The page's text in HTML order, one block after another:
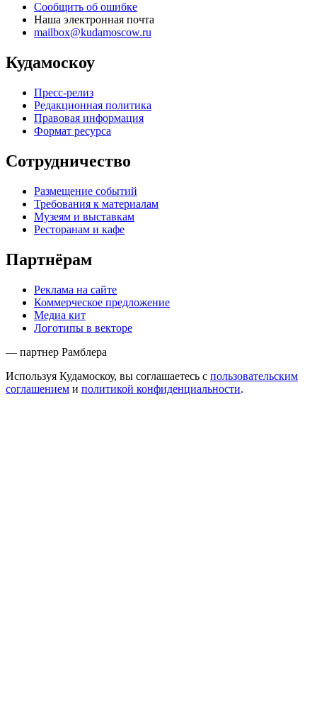
Сообщить об ошибке
Наша электронная почта
mailbox@kudamoscow.ru
Кудамоскоу
Пресс-релиз
Редакционная политика
Правовая информация
Формат ресурса
Сотрудничество
Размещение событий
Требования к материалам
Музеям и выставкам
Ресторанам и кафе
Партнёрам
Реклама на сайте
Коммерческое предложение
Медиа кит
Логотипы в векторе
— партнер Рамблера
Используя Кудамоскоу, вы соглашаетесь с пользовательским
соглашением и политикой конфиденциальности.